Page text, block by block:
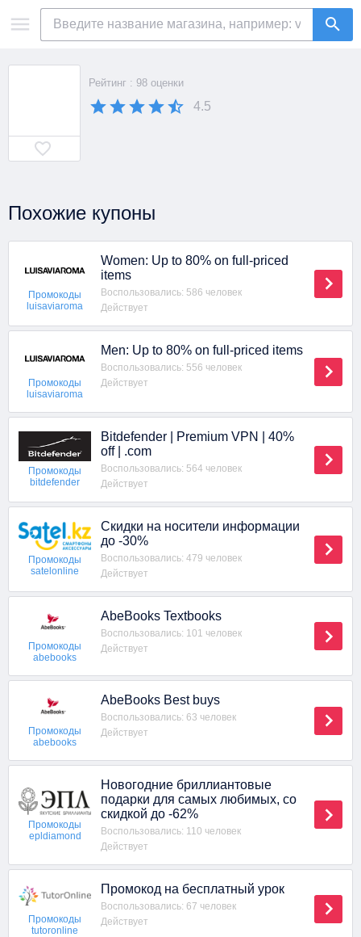
Рейтинг : 98 оценки
4.5
Похожие купоны
Промокоды
luisaviaroma
Women: Up to 80% on full-priced
items
Воспользовались: 586 человек
Действует
Промокоды
luisaviaroma
Men: Up to 80% on full-priced items
Воспользовались: 556 человек
Действует
Промокоды
bitdefender
Bitdefender | Premium VPN | 40%
off | .com
Воспользовались: 564 человек
Действует
Промокоды
satelonline
Скидки на носители информации
до -30%
Воспользовались: 479 человек
Действует
Промокоды
abebooks
AbeBooks Textbooks
Воспользовались: 101 человек
Действует
Промокоды
abebooks
AbeBooks Best buys
Воспользовались: 63 человек
Действует
Промокоды
epldiamond
Новогодние бриллиантовые
подарки для самых любимых, со
скидкой до -62%
Воспользовались: 110 человек
Действует
Промокоды
tutoronline
Промокод на бесплатный урок
Воспользовались: 67 человек
Действует